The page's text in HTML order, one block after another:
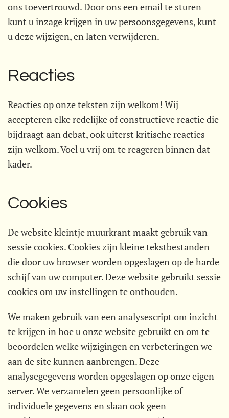
ons toevertrouwd. Door ons een email te sturen
kunt u inzage krijgen in uw persoonsgegevens, kunt
u deze wijzigen, en laten verwijderen.
Reacties
Reacties op onze teksten zijn welkom! Wij
accepteren elke redelijke of constructieve reactie die
bijdraagt aan debat, ook uiterst kritische reacties
zijn welkom. Voel u vrij om te reageren binnen dat
kader.
Cookies
De website kleintje muurkrant maakt gebruik van
sessie cookies. Cookies zijn kleine tekstbestanden
die door uw browser worden opgeslagen op de harde
schijf van uw computer. Deze website gebruikt sessie
cookies om uw instellingen te onthouden.
We maken gebruik van een analysescript om inzicht
te krijgen in hoe u onze website gebruikt en om te
beoordelen welke wijzigingen en verbeteringen we
aan de site kunnen aanbrengen. Deze
analysegegevens worden opgeslagen op onze eigen
server. We verzamelen geen persoonlijke of
individuele gegevens en slaan ook geen